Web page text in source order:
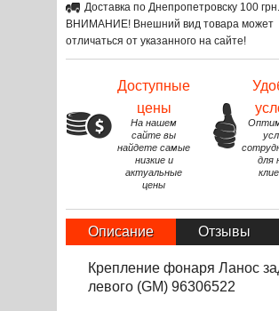
Доставка по Днепропетровску 100 грн.
ВНИМАНИЕ! Внешний вид товара может
отличаться от указанного на сайте!
Доступные
цены
На нашем
сайте вы
найдете самые
низкие и
актуальные
цены
для
Описание Отзывы
Крепление фонаря Ланос
левого (GM) 96306522